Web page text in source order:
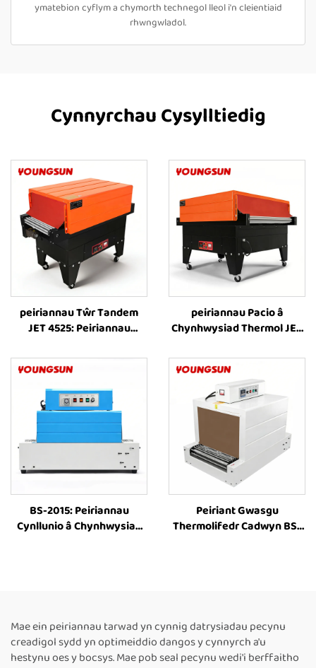
ymatebion cyflym a chymorth technegol lleol i'n cleientiaid
rhwngwladol.
Cynnyrchau Cysylltiedig
peiriannau Tŵr Tandem
JET 4525: Peiriannau
Thermol, Peiriannau
Cynllunio â Chynhwysiad
Thermol ar gyfer Llyfrau,
Botelau a Phackio Eitemau
Eraill gan ddefnyddio Ffilm
Plastig
peiriannau Pacio â
Chynhwysiad Thermol JET
â Chynhwysiad Thermol,
Peiriannau Cynllunio â
Chynhwysiad Thermol,
Offer Pacio â Chynhwysiad
Thermol ar gyfer Bocsiau
BS-2015: Peiriannau
Cynllunio â Chynhwysiad
gyfer Bocsiau a Ffilm
Plastig, Peiriannau Pacio ar
gyfer Botelau
Peiriant Gwasgu
Thermolifedr Cadwyn BS-
Mae ein peiriannau tarwad yn cynnig datrysiadau pecynu
creadigol sydd yn optimeiddio dangos y cynnyrch a'u
hestynu oes y bocsys. Mae pob seal pecynu wedi'i berffaitho